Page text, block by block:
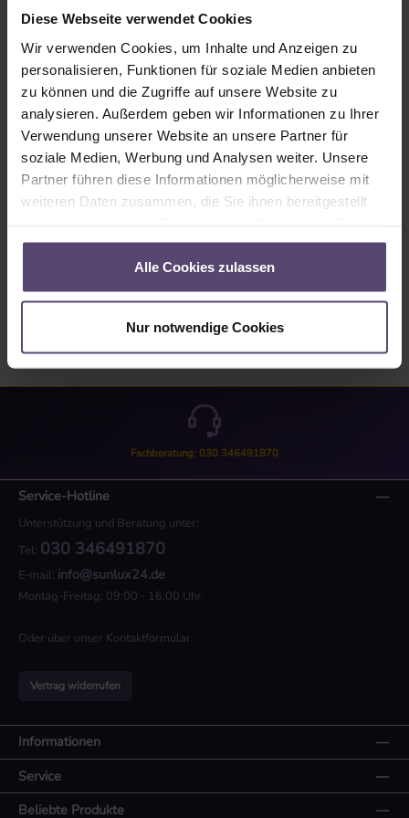
Diese Webseite verwendet Cookies
Wir verwenden Cookies, um Inhalte und Anzeigen zu
personalisieren, Funktionen für soziale Medien anbieten
zu können und die Zugriffe auf unsere Website zu
analysieren. Außerdem geben wir Informationen zu Ihrer
Verwendung unserer Website an unsere Partner für
soziale Medien, Werbung und Analysen weiter. Unsere
Partner führen diese Informationen möglicherweise mit
weiteren Daten zusammen, die Sie ihnen bereitgestellt
gesammelt haben.
Alle Cookies zulassen
Nur notwendige Cookies
Sofort verfügbar, Lieferzeit: 2-5 Tage
Produkt Anzahl: Gib den gewünschten Wert ein oder benutze die Schaltflächen
In den Warenkorb
Produktnummer: 1038015
Beschreibung
Der Funk-Rolladenmotor Oximo io für die 40er Welle eignet
Wickelrau…Mehr
Bewertungen
Fachberatung: 030 346491870
Service-Hotline
Unterstützung und Beratung unter:
Tel: 030 346491870
E-mail: info@sunlux24.de
Montag-Freitag: 09:00 - 16:00 Uhr
Oder über unser Kontaktformular.
Vertrag widerrufen
Informationen
Service
Beliebte Produkte